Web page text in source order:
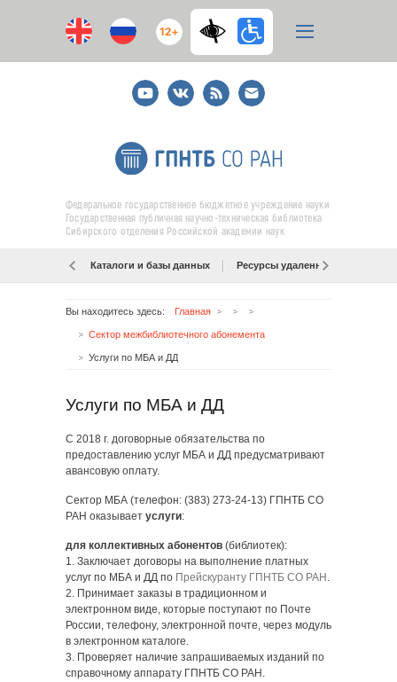
12+
YoutubeВКонтакте
RSS
E-
mail
подписка
Федеральное государственное бюджетное учреждение науки
Государственная публичная научно-техническая библиотека
Сибирского отделения Российской академии наук
Каталоги и базы данных Ресурсы удаленного доступа
Вы находитесь здесь: Главная
Сектор межбиблиотечного абонемента
Услуги по МБА и ДД
Услуги по МБА и ДД
С 2018 г. договорные обязательства по
предоставлению услуг МБА и ДД предусматривают
авансовую оплату.
Сектор МБА (телефон: (383) 273-24-13) ГПНТБ СО
РАН оказывает услуги:
для коллективных абонентов (библиотек):
1. Заключает договоры на выполнение платных
услуг по МБА и ДД по Прейскуранту ГПНТБ СО РАН .
2. Принимает заказы в традиционном и
электронном виде, которые поступают по Почте
России, телефону, электронной почте, через модуль
в электронном каталоге.
3. Проверяет наличие запрашиваемых изданий по
справочному аппарату ГПНТБ СО РАН.